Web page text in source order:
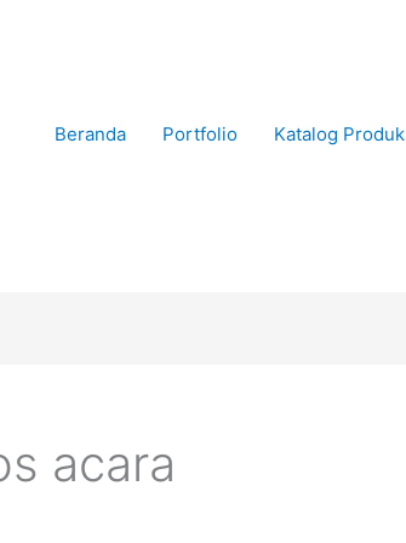
Beranda Portfolio Katalog Produk
acara